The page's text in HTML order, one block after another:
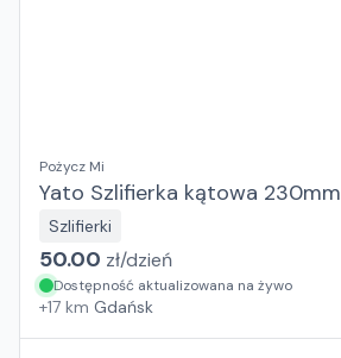
Pożycz Mi
Yato Szlifierka kątowa 230mm
Szlifierki
50.00 zł/dzień
Dostępność aktualizowana na żywo
+17 km Gdańsk